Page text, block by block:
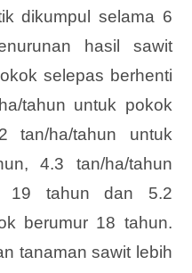
dikumpul selama 6
hasil sawit
selepas berhenti
tahun untuk pokok
tan/ha/tahun untuk
4.3 tan/ha/tahun
19 tahun dan 5.2
berumur 18 tahun.
tanaman sawit lebih